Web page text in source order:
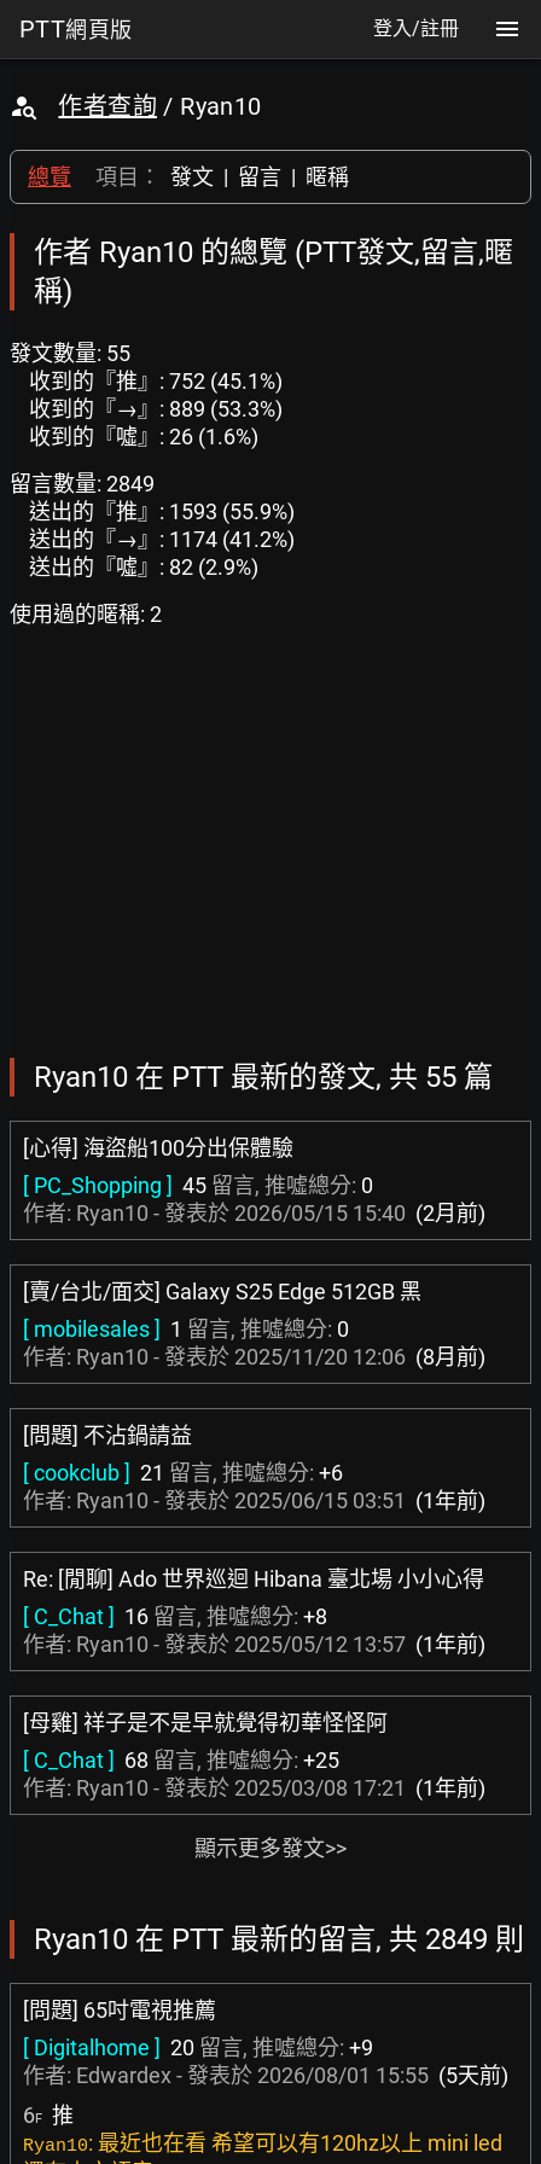
PTT網頁版 登入/註冊
作者查詢 / Ryan10
總覽 項目： 發文 | 留言 | 暱稱
作者 Ryan10 的總覽 (PTT發文,留言,暱
稱)
發文數量: 55
收到的『推』: 752 (45.1%)
收到的『→』: 889 (53.3%)
收到的『噓』: 26 (1.6%)
留言數量: 2849
送出的『推』: 1593 (55.9%)
送出的『→』: 1174 (41.2%)
送出的『噓』: 82 (2.9%)
使用過的暱稱: 2
Ryan10 在 PTT 最新的發文, 共 55 篇
[心得] 海盜船100分出保體驗
[ PC_Shopping ] 45 留言, 推噓總分: 0
作者: Ryan10 - 發表於 2026/05/15 15:40 (2月前)
[賣/台北/面交] Galaxy S25 Edge 512GB 黑
[ mobilesales ] 1 留言, 推噓總分: 0
作者: Ryan10 - 發表於 2025/11/20 12:06 (8月前)
[問題] 不沾鍋請益
[ cookclub ] 21 留言, 推噓總分: +6
作者: Ryan10 - 發表於 2025/06/15 03:51 (1年前)
Re: [閒聊] Ado 世界巡迴 Hibana 臺北場 小小心得
[ C_Chat ] 16 留言, 推噓總分: +8
作者: Ryan10 - 發表於 2025/05/12 13:57 (1年前)
[母雞] 祥子是不是早就覺得初華怪怪阿
[ C_Chat ] 68 留言, 推噓總分: +25
作者: Ryan10 - 發表於 2025/03/08 17:21 (1年前)
顯示更多發文>>
Ryan10 在 PTT 最新的留言, 共 2849 則
[問題] 65吋電視推薦
[ Digitalhome ] 20 留言, 推噓總分: +9
作者: Edwardex - 發表於 2026/08/01 15:55 (5天前)
6F 推
Ryan10: 最近也在看 希望可以有120hz以上 mini led